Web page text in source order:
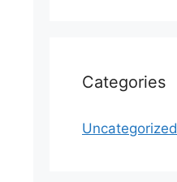
Categories
Uncategorized